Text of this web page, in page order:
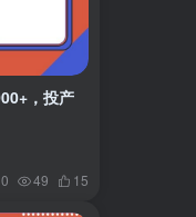
，投产
0 49 15